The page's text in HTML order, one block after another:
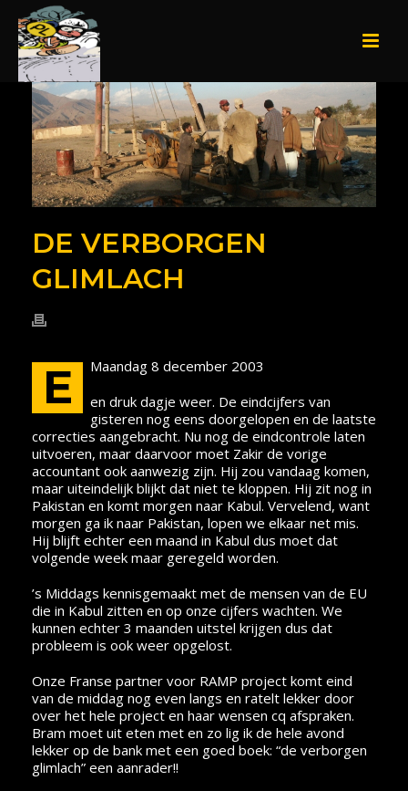
DE VERBORGEN
GLIMLACH
E
Maandag 8 december 2003
en druk dagje weer. De eindcijfers van
gisteren nog eens doorgelopen en de laatste
correcties aangebracht. Nu nog de eindcontrole laten
uitvoeren, maar daarvoor moet Zakir de vorige
accountant ook aanwezig zijn. Hij zou vandaag komen,
maar uiteindelijk blijkt dat niet te kloppen. Hij zit nog in
Pakistan en komt morgen naar Kabul. Vervelend, want
morgen ga ik naar Pakistan, lopen we elkaar net mis.
Hij blijft echter een maand in Kabul dus moet dat
volgende week maar geregeld worden.
’s Middags kennisgemaakt met de mensen van de EU
die in Kabul zitten en op onze cijfers wachten. We
kunnen echter 3 maanden uitstel krijgen dus dat
probleem is ook weer opgelost.
Onze Franse partner voor RAMP project komt eind
van de middag nog even langs en ratelt lekker door
over het hele project en haar wensen cq afspraken.
Bram moet uit eten met en zo lig ik de hele avond
lekker op de bank met een goed boek: “de verborgen
glimlach” een aanrader!!